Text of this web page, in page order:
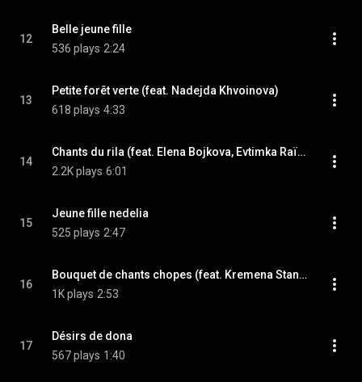
12
Belle jeune fille
536 plays 2:24
13
Petite forêt verte (feat. Nadejda Khvoinova)
618 plays 4:33
14
Chants du rila (feat. Elena Bojkova, Evtimka Raïkova & Dimitrinka Ganschovska)
2.2K plays 6:01
15
Jeune fille nedelia
525 plays 2:47
16
Bouquet de chants chopes (feat. Kremena Stancheva & Vassilka Andonova)
1K plays 2:53
17
Désirs de dona
567 plays 1:40